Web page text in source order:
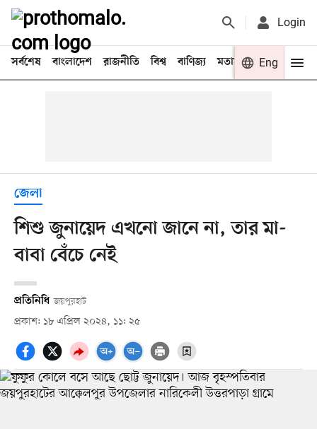
Login
সর্বশেষ বাংলাদেশ রাজনীতি বিশ্ব বাণিজ্য মতামত খেলা
Eng
জেলা
শিশু জুনায়েদ এখনো জানে না, তার মা-
বাবা বেঁচে নেই
প্রতিনিধি জয়পুরহাট
প্রকাশ: ১৮ এপ্রিল ২০২৪, ১১: ২৫